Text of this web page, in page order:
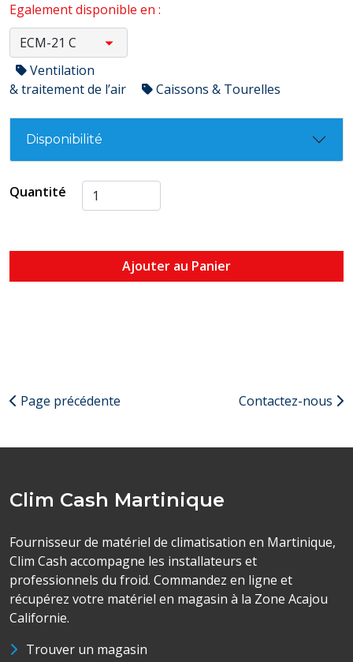
Egalement disponible en :
Ventilation
& traitement de l’air
Caissons & Tourelles
Disponibilité
Quantité
Ajouter au Panier
Page précédente Contactez-nous
Clim Cash Martinique
Fournisseur de matériel de climatisation en Martinique,
Clim Cash accompagne les installateurs et
professionnels du froid. Commandez en ligne et
récupérez votre matériel en magasin à la Zone Acajou
Californie.
Trouver un magasin